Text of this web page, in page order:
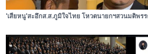
'เสี่ยหนู'สะอึกส.ส.ภูมิใจไทย โหวตนายกฯสวนมติพร